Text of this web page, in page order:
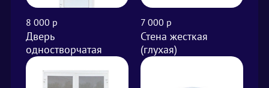
8 000 р
Дверь
одностворчатая
7 000 р
Стена жесткая
(глухая)